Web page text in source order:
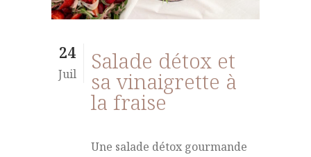
24
Juil Salade détox et
sa vinaigrette à
la fraise
Une salade détox gourmande